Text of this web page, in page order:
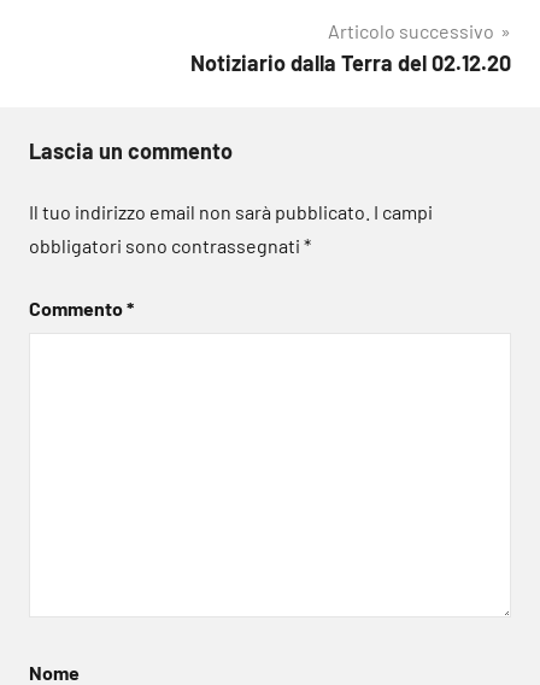
Articolo successivo
Notiziario dalla Terra del 02.12.20
Lascia un commento
Il tuo indirizzo email non sarà pubblicato. I campi
obbligatori sono contrassegnati *
Commento*
Nome